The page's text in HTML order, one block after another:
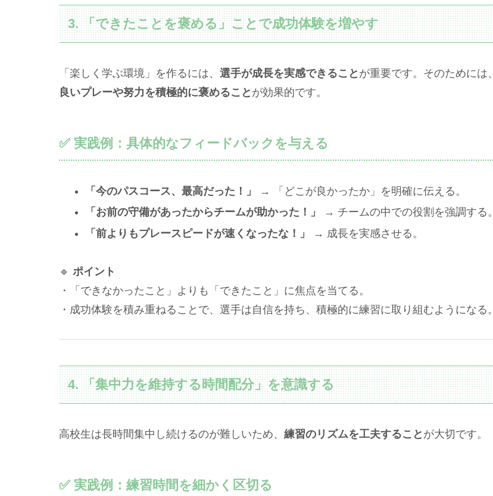
3. 「できたことを褒める」ことで成功体験を増やす
「楽しく学ぶ環境」を作るには、 選手が成長を実感できること が重要です。そのためには、
良いプレーや努力を積極的に褒めること が効果的です。
✅ 実践例：具体的なフィードバックを与える
「今のパスコース、最高だった！」
→ 「どこが良かったか」を明確に伝える。
「お前の守備があったからチームが助かった！」
→ チームの中での役割を強調する。
「前よりもプレースピードが速くなったな！」
→ 成長を実感させる。
🔹 ポイント
・「できなかったこと」よりも「できたこと」に焦点を当てる。
・成功体験を積み重ねることで、選手は自信を持ち、積極的に練習に取り組むようになる。
4. 「集中力を維持する時間配分」を意識する
高校生は長時間集中し続けるのが難しいため、 練習のリズムを工夫すること が大切です。
✅ 実践例：練習時間を細かく区切る